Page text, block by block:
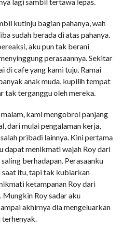
kutinju bagian pahanya, wah
sudah berada di atas pahanya.
aku pun tak berani
perasaannya. Sekitar
di cafe yang kami tuju. Ramai
anak muda, kupilih tempat
tak terganggu oleh mereka.
kami mengobrol panjang
dari mulai pengalaman kerja,
pribadi lainnya. Kini pertama
dapat menikmati wajah Roy dari
berhadapan. Perasaanku
itu, tapi tak kubiarkan
ketampanan Roy dari
Mungkin Roy sadar aku
akhirnya dia mengeluarkan